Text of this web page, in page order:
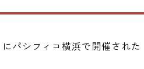
パシフィコ横浜で開催され